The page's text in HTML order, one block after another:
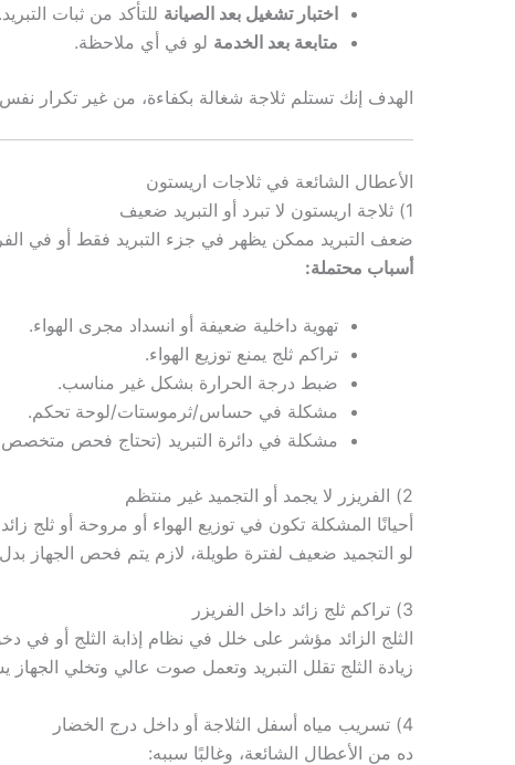
اختبار تشغيل بعد الصيانة للتأكد من ثبات التبريد.
متابعة بعد الخدمة لو في أي ملاحظة.
الهدف إنك تستلم ثلاجة شغالة بكفاءة، من غير تكرار
الأعطال الشائعة في ثلاجات اريستون
1) ثلاجة اريستون لا تبرد أو التبريد ضعيف
ضعف التبريد ممكن يظهر في جزء التبريد فقط أو في
أسباب محتملة:
تهوية داخلية ضعيفة أو انسداد مجرى الهواء.
تراكم ثلج يمنع توزيع الهواء.
ضبط درجة الحرارة بشكل غير مناسب.
مشكلة في حساس/ثرموستات/لوحة تحكم.
مشكلة في دائرة التبريد (تحتاج فحص
2) الفريزر لا يجمد أو التجميد غير منتظم
أحيانًا المشكلة تكون في توزيع الهواء أو مروحة أو ثلج
لو التجميد ضعيف لفترة طويلة، لازم يتم فحص الجهاز
3) تراكم ثلج زائد داخل الفريزر
الثلج الزائد مؤشر على خلل في نظام إذابة الثلج أو في
زيادة الثلج تقلل التبريد وتعمل صوت عالي وتخلي الجهاز
4) تسريب مياه أسفل الثلاجة أو داخل درج الخضار
ده من الأعطال الشائعة، وغالبًا سببه: